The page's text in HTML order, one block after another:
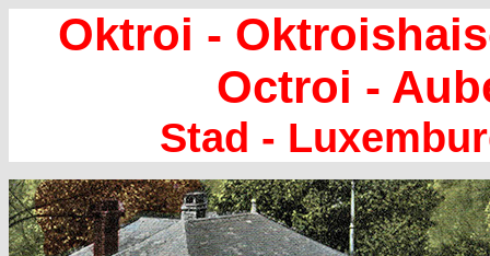
Oktroi -
Octroi -
Stad -